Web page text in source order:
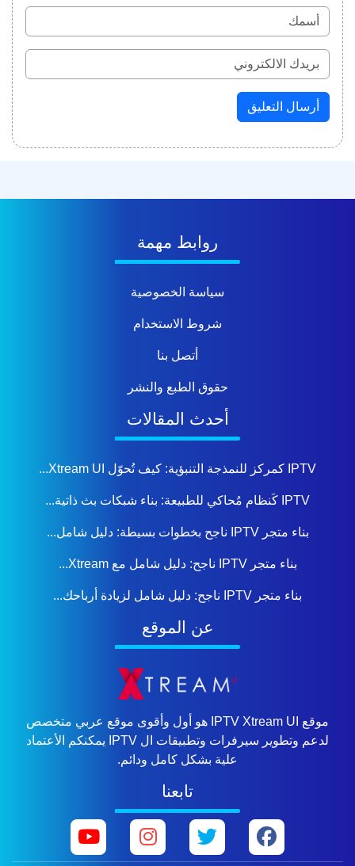
روابط مهمة
سياسة الخصوصية
شروط الاستخدام
أتصل بنا
حقوق الطبع والنشر
أحدث المقالات
IPTV كمركز للنمذجة التنبؤية: كيف تُحوّل Xtream UI...
IPTV كَنظام مُحاكي للطبيعة: بناء شبكات بث ذاتية...
بناء متجر IPTV ناجح بخطوات بسيطة: دليل شامل...
بناء متجر IPTV ناجح: دليل شامل مع Xtream...
بناء متجر IPTV ناجح: دليل شامل لزيادة أرباحك...
عن الموقع
موقع IPTV Xtream UI هو أول وأقوى موقع عربي متخصص
لدعم وتطوير سيرفرات وتطبيقات ال IPTV يمكنكم الأعتماد
علية بشكل كامل ودائم.
تابعنا